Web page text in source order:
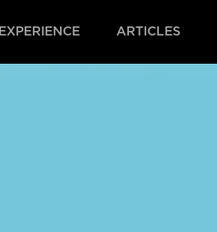
EXPERIENCE ARTICLES